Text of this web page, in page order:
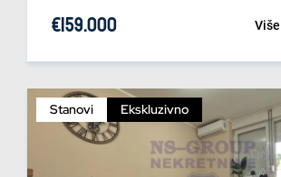
€159.000
Stanovi Ekskluzivno